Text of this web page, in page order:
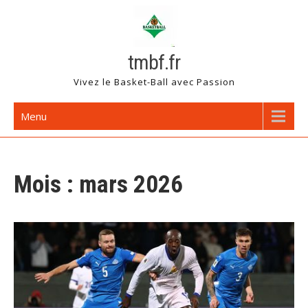
tmbf.fr
Vivez le Basket-Ball avec Passion
Menu
Mois : mars 2026